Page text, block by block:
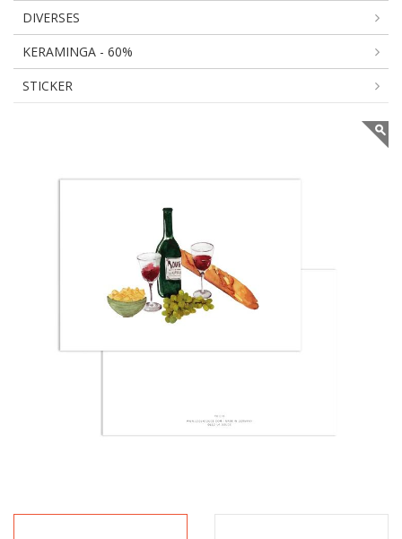
DIVERSES
KERAMINGA - 60%
STICKER